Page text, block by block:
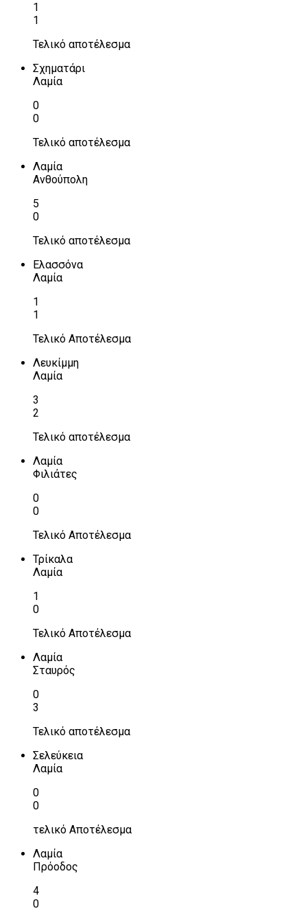
1
1
Τελικό αποτέλεσμα
Σχηματάρι
Λαμία
0
0
Τελικό αποτέλεσμα
Λαμία
Ανθούπολη
5
0
Τελικό αποτέλεσμα
Ελασσόνα
Λαμία
1
1
Τελικό Αποτέλεσμα
Λευκίμμη
Λαμία
3
2
Τελικό αποτέλεσμα
Λαμία
Φιλιάτες
0
0
Τελικό Αποτέλεσμα
Τρίκαλα
Λαμία
1
0
Τελικό Αποτέλεσμα
Λαμία
Σταυρός
0
3
Τελικό αποτέλεσμα
Σελεύκεια
Λαμία
0
0
τελικό Αποτέλεσμα
Λαμία
Πρόοδος
4
0